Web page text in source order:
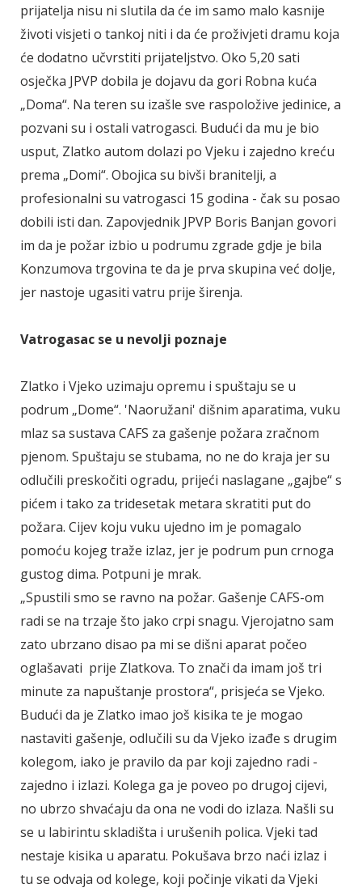
prijatelja nisu ni slutila da će im samo malo kasnije
životi visjeti o tankoj niti i da će proživjeti dramu koja
će dodatno učvrstiti prijateljstvo. Oko 5,20 sati
osječka JPVP dobila je dojavu da gori Robna kuća
„Doma“. Na teren su izašle sve raspoložive jedinice, a
pozvani su i ostali vatrogasci. Budući da mu je bio
usput, Zlatko autom dolazi po Vjeku i zajedno kreću
prema „Domi“. Obojica su bivši branitelji, a
profesionalni su vatrogasci 15 godina - čak su posao
dobili isti dan. Zapovjednik JPVP Boris Banjan govori
im da je požar izbio u podrumu zgrade gdje je bila
Konzumova trgovina te da je prva skupina već dolje,
jer nastoje ugasiti vatru prije širenja.
Vatrogasac se u nevolji poznaje
Zlatko i Vjeko uzimaju opremu i spuštaju se u
podrum „Dome“. 'Naoružani' dišnim aparatima, vuku
mlaz sa sustava CAFS za gašenje požara zračnom
pjenom. Spuštaju se stubama, no ne do kraja jer su
odlučili preskočiti ogradu, prijeći naslagane „gajbe“ s
pićem i tako za tridesetak metara skratiti put do
požara. Cijev koju vuku ujedno im je pomagalo
pomoću kojeg traže izlaz, jer je podrum pun crnoga
gustog dima. Potpuni je mrak.
„Spustili smo se ravno na požar. Gašenje CAFS-om
radi se na trzaje što jako crpi snagu. Vjerojatno sam
zato ubrzano disao pa mi se dišni aparat počeo
oglašavati prije Zlatkova. To znači da imam još tri
minute za napuštanje prostora“, prisjeća se Vjeko.
Budući da je Zlatko imao još kisika te je mogao
nastaviti gašenje, odlučili su da Vjeko izađe s drugim
kolegom, iako je pravilo da par koji zajedno radi -
zajedno i izlazi. Kolega ga je poveo po drugoj cijevi,
no ubrzo shvaćaju da ona ne vodi do izlaza. Našli su
se u labirintu skladišta i urušenih polica. Vjeki tad
nestaje kisika u aparatu. Pokušava brzo naći izlaz i
tu se odvaja od kolege, koji počinje vikati da Vjeki